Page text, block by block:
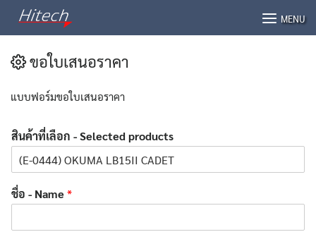
MENU
ขอใบเสนอราคา
แบบฟอร์มขอใบเสนอราคา
สินค้าที่เลือก - Selected products
ชื่อ - Name*